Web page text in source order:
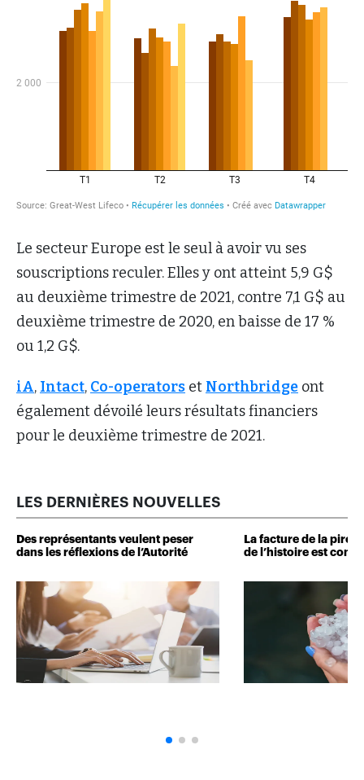
Le secteur Europe est le seul à avoir vu ses
souscriptions reculer. Elles y ont atteint 5,9 G$
au deuxième trimestre de 2021, contre 7,1 G$ au
deuxième trimestre de 2020, en baisse de 17 %
ou 1,2 G$.
iA, Intact, Co-operators et Northbridge ont
également dévoilé leurs résultats financiers
pour le deuxième trimestre de 2021.
LES DERNIÈRES NOUVELLES
Des représentants veulent peser
dans les réflexions de l’Autorité
La facture de la pire
de l’histoire est